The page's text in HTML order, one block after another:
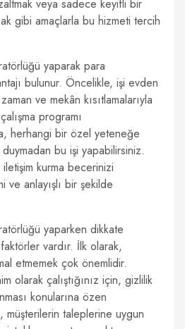
veya sadece keyifli bir
gibi amaçlarla bu hizmeti tercih
yaparak para
bulunur. Öncelikle, işi evden
ve mekân kısıtlamalarıyla
programı
herhangi bir özel yeteneğe
bu işi yapabilirsiniz.
kurma becerinizi
ve anlayışlı bir şekilde
yaparken dikkate
vardır. İlk olarak,
etmemek çok önemlidir.
olarak çalıştığınız için, gizlilik
konularına özen
müşterilerin taleplerine uygun